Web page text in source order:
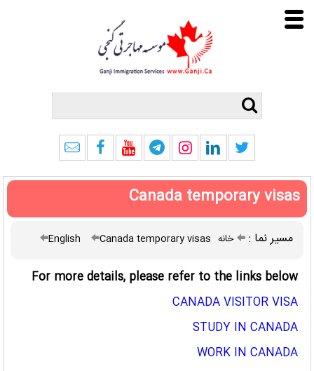
Canada temporary visas
مسیر نما : خانه English Canada temporary visas
For more details, please refer to the links below
CANADA VISITOR VISA
STUDY IN CANADA
WORK IN CANADA